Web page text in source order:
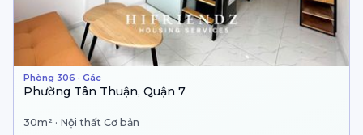
Phòng 306 · Gác
Phường Tân Thuận, Quận 7
30m² · Nội thất Cơ bản